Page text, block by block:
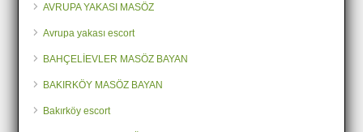
AVRUPA YAKASI MASÖZ
Avrupa yakası escort
BAHÇELİEVLER MASÖZ BAYAN
BAKIRKÖY MASÖZ BAYAN
Bakırköy escort